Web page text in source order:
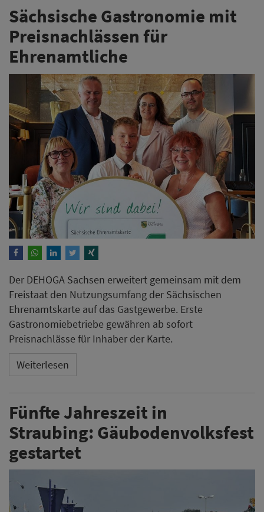
Sächsische Gastronomie mit
Preisnachlässen für
Ehrenamtliche
Der DEHOGA Sachsen erweitert gemeinsam mit dem
Freistaat den Nutzungsumfang der Sächsischen
Ehrenamtskarte auf das Gastgewerbe. Erste
Gastronomiebetriebe gewähren ab sofort
Preisnachlässe für Inhaber der Karte.
Weiterlesen
Fünfte Jahreszeit in
Straubing: Gäubodenvolksfest
gestartet